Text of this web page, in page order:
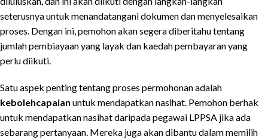
seterusnya untuk menandatangani dokumen dan menyelesaikan
proses. Dengan ini, pemohon akan segera diberitahu tentang
jumlah pembiayaan yang layak dan kaedah pembayaran yang
perlu diikuti.
Satu aspek penting tentang proses permohonan adalah
kebolehcapaian untuk mendapatkan nasihat. Pemohon berhak
untuk mendapatkan nasihat daripada pegawai LPPSA jika ada
sebarang pertanyaan. Mereka juga akan dibantu dalam memilih